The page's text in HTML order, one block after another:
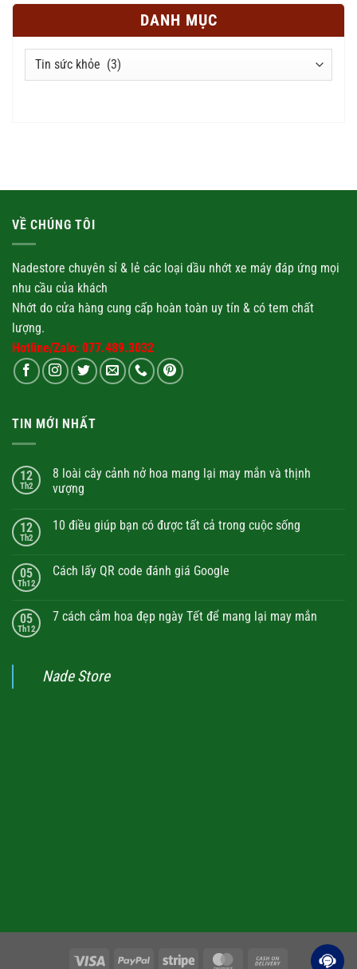
DANH MỤC
Danh
VỀ CHÚNG TÔI
Nadestore chuyên sỉ & lẻ các loại dầu nhớt xe máy đáp ứng mọi
nhu cầu của khách
Nhớt do cửa hàng cung cấp hoàn toàn uy tín & có tem chất
lượng.
Hotline/Zalo: 077.489.3032
TIN MỚI NHẤT
12
Th2
8 loài cây cảnh nở hoa mang lại may mắn và thịnh
vượng
12
Th2
10 điều giúp bạn có được tất cả trong cuộc sống
05
Th12
Cách lấy QR code đánh giá Google
05
Th12
7 cách cắm hoa đẹp ngày Tết để mang lại may mắn
Nade Store